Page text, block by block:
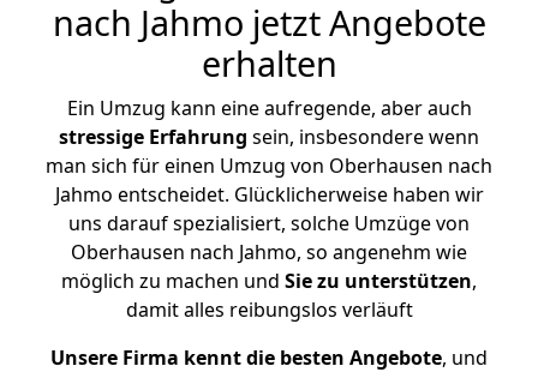
nach Jahmo jetzt Angebote
erhalten
Ein Umzug kann eine aufregende, aber auch
stressige Erfahrung sein, insbesondere wenn
man sich für einen Umzug von Oberhausen nach
Jahmo entscheidet. Glücklicherweise haben wir
uns darauf spezialisiert, solche Umzüge von
Oberhausen nach Jahmo, so angenehm wie
möglich zu machen und Sie zu unterstützen,
damit alles reibungslos verläuft
Unsere Firma kennt die besten Angebote, und